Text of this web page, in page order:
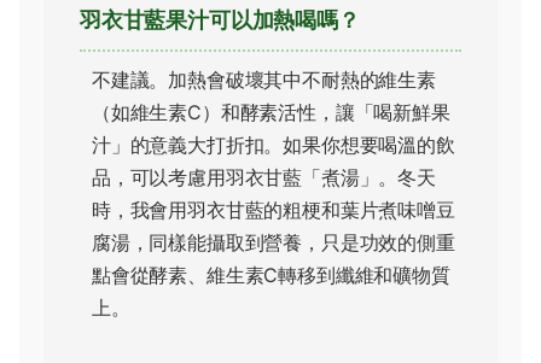
羽衣甘藍果汁可以加熱喝嗎？
不建議。加熱會破壞其中不耐熱的維生素
（如維生素C）和酵素活性，讓「喝新鮮果
汁」的意義大打折扣。如果你想要喝溫的飲
品，可以考慮用羽衣甘藍「煮湯」。冬天
時，我會用羽衣甘藍的粗梗和葉片煮味噌豆
腐湯，同樣能攝取到營養，只是功效的側重
點會從酵素、維生素C轉移到纖維和礦物質
上。